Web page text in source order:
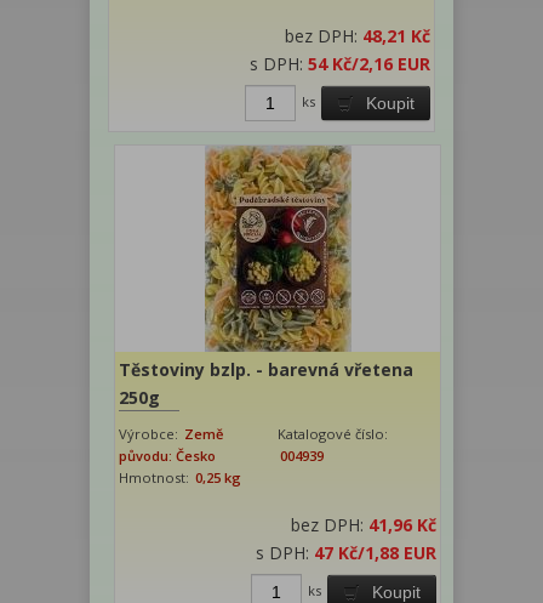
bez DPH: 48,21 Kč
s DPH: 54 Kč/2,16 EUR
Koupit
ks
Těstoviny bzlp. - barevná vřetena
250g
Výrobce: Země
původu: Česko
Katalogové číslo:
004939
Hmotnost: 0,25 kg
bez DPH: 41,96 Kč
s DPH: 47 Kč/1,88 EUR
Koupit
ks